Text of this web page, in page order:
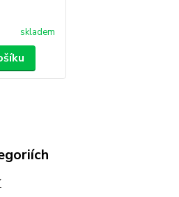
skladem